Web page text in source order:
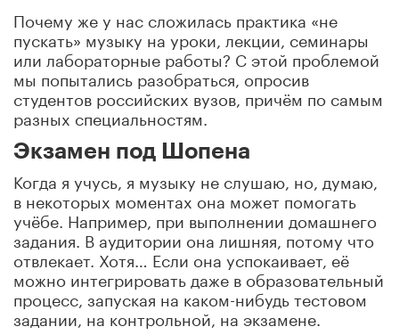
Почему же у нас сложилась практика «не
пускать» музыку на уроки, лекции, семинары
или лабораторные работы? С этой проблемой
мы попытались разобраться, опросив
студентов российских вузов, причём по самым
разных специальностям.
Экзамен под Шопена
Когда я учусь, я музыку не слушаю, но, думаю,
в некоторых моментах она может помогать
учёбе. Например, при выполнении домашнего
задания. В аудитории она лишняя, потому что
отвлекает. Хотя… Если она успокаивает, её
можно интегрировать даже в образовательный
процесс, запуская на каком-нибудь тестовом
задании, на контрольной, на экзамене.